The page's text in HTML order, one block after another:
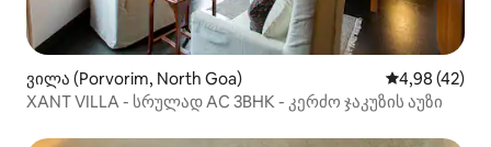
ვილა (Porvorim, North Goa) საშუალო
4,98 (42)
XANT VILLA - სრულად AC 3BHK - კერძო ჯაკუზის აუზი